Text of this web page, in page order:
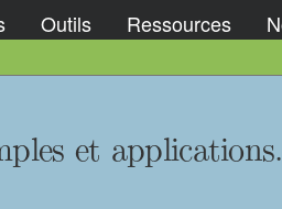
Outils Ressources
et applications.